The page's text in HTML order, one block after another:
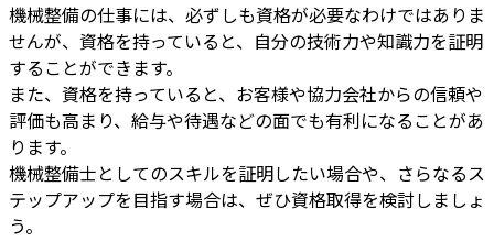
機械整備の仕事には、必ずしも資格が必要なわけではありま
せんが、資格を持っていると、自分の技術力や知識力を証明
することができます。
また、資格を持っていると、お客様や協力会社からの信頼や
評価も高まり、給与や待遇などの面でも有利になることがあ
ります。
機械整備士としてのスキルを証明したい場合や、さらなるス
テップアップを目指す場合は、ぜひ資格取得を検討しましょ
う。